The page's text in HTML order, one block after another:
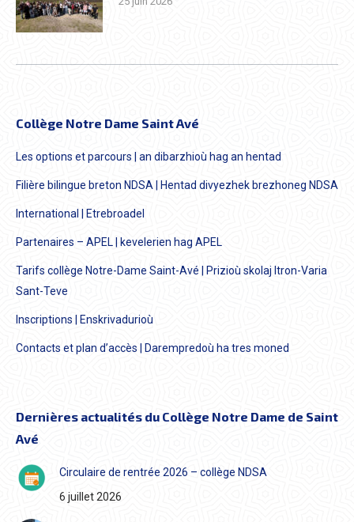
Collège Notre Dame Saint Avé
Les options et parcours | an dibarzhioù hag an hentad
Filière bilingue breton NDSA | Hentad divyezhek brezhoneg NDSA
International | Etrebroadel
Partenaires – APEL | kevelerien hag APEL
Tarifs collège Notre-Dame Saint-Avé | Prizioù skolaj Itron-Varia
Sant-Teve
Inscriptions | Enskrivadurioù
Contacts et plan d’accès | Darempredoù ha tres moned
Dernières actualités du Collège Notre Dame de Saint
Avé
Circulaire de rentrée 2026 – collège NDSA
6 juillet 2026